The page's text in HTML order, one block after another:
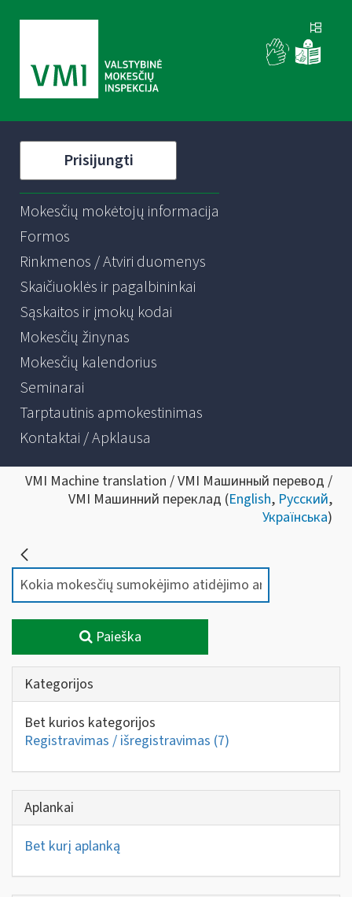
Prisijungti
Mokesčių mokėtojų informacija
Formos
Rinkmenos / Atviri duomenys
Skaičiuoklės ir pagalbininkai
Sąskaitos ir įmokų kodai
Mokesčių žinynas
Mokesčių kalendorius
Seminarai
Tarptautinis apmokestinimas
Kontaktai / Apklausa
VMI Machine translation / VMI Машинный перевод /
VMI Машинний переклад (English, Русский,
Українська)
Paieška
Kategorijos
Bet kurios kategorijos
Registravimas / išregistravimas (7)
Aplankai
Bet kurį aplanką